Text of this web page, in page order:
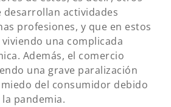
actividades
profesiones, y que en estos
una complicada
Además, el comercio
una grave paralización
del consumidor debido
pandemia.